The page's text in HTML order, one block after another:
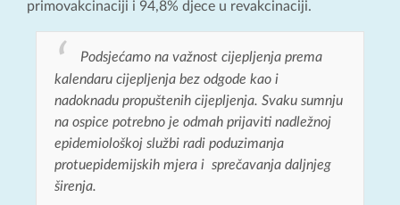
primovakcinaciji i 94,8% djece u revakcinaciji.
Podsjećamo na važnost cijepljenja prema
kalendaru cijepljenja bez odgode kao i
nadoknadu propuštenih cijepljenja. Svaku sumnju
na ospice potrebno je odmah prijaviti nadležnoj
epidemiološkoj službi radi poduzimanja
protuepidemijskih mjera i sprečavanja daljnjeg
širenja.